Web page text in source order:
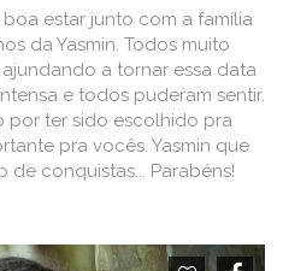
estar junto com a família
da Yasmin. Todos muito
a tornar essa data
e todos puderam sentir.
por ter sido escolhido pra
pra vocês. Yasmin que
de conquistas... Parabéns!